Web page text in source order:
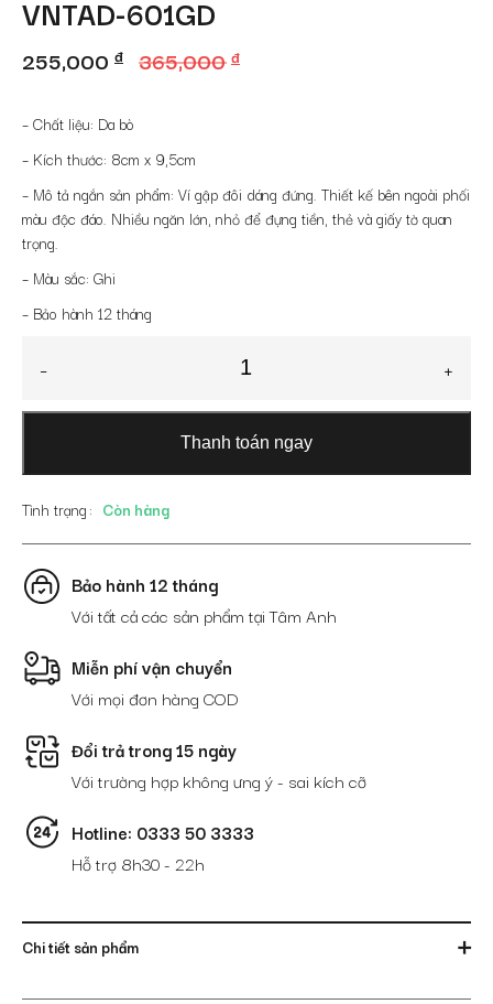
VNTAD-601GD
365,000đ
Giá
là:
365,000 đ.
255,000 đGiá
tại
là:
255,000 đ.
– Chất liệu: Da bò
– Kích thước: 8cm x 9,5cm
– Mô tả ngắn sản phẩm: Ví gập đôi dáng đứng. Thiết kế bên ngoài phối
màu độc đáo. Nhiều ngăn lớn, nhỏ để đựng tiền, thẻ và giấy tờ quan
trọng.
– Màu sắc: Ghi
– Bảo hành 12 tháng
-
đựng
thẻ
nam
dáng
đứng
số
+
Thanh toán ngay
Tình trạng Còn hàng
Bảo hành 12 tháng
Với tất cả các sản phẩm tại Tâm Anh
Miễn phí vận chuyển
Với mọi đơn hàng COD
Đổi trả trong 15 ngày
Với trường hợp không ưng ý - sai kích cỡ
Hotline: 0333 50 3333
Hỗ trợ 8h30 - 22h
Chi tiết sản phẩm